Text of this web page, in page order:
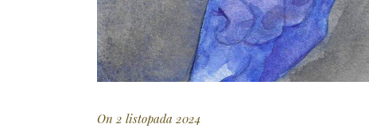
On 2 listopada 2024